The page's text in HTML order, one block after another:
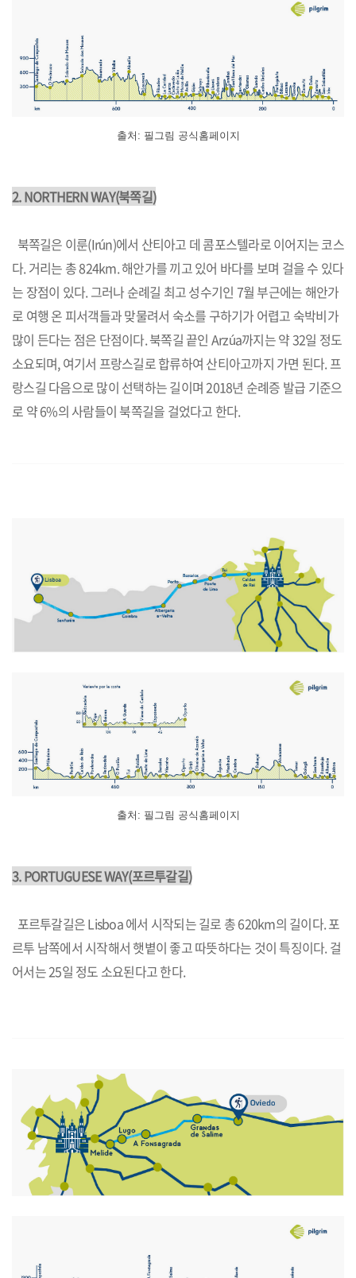
출처: 필그림 공식홈페이지
2.NORTHERN WAY(북쪽길)
북쪽길은 이룬(Irún)에서 산티아고 데 콤포스텔라로 이어지는 코스
다. 거리는 총 824km. 해안가를 끼고 있어 바다를 보며 걸을 수 있다
는 장점이 있다. 그러나 순례길 최고 성수기인 7월 부근에는 해안가
로 여행 온 피서객들과 맞물려서 숙소를 구하기가 어렵고 숙박비가
많이 든다는 점은 단점이다. 북쪽길 끝인 Arzúa까지는 약 32일 정도
소요되며, 여기서 프랑스길로 합류하여 산티아고까지 가면 된다. 프
랑스길 다음으로 많이 선택하는 길이며 2018년 순례증 발급 기준으
로 약 6%의 사람들이 북쪽길을 걸었다고 한다.
출처: 필그림 공식홈페이지
3.PORTUGUESE WAY(포르투갈길)
포르투갈길은 Lisboa 에서 시작되는 길로 총 620km의 길이다. 포
르투 남쪽에서 시작해서 햇볕이 좋고 따뜻하다는 것이 특징이다. 걸
어서는 25일 정도 소요된다고 한다.